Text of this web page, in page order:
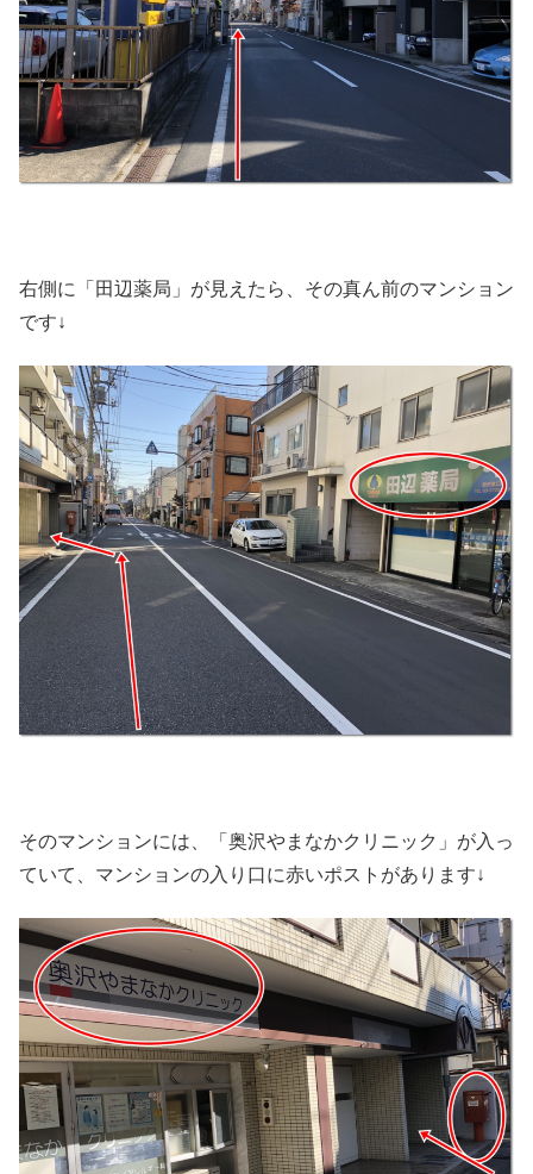
右側に「田辺薬局」が見えたら、その真ん前のマンション
です↓
そのマンションには、「奥沢やまなかクリニック」が入っ
ていて、マンションの入り口に赤いポストがあります↓